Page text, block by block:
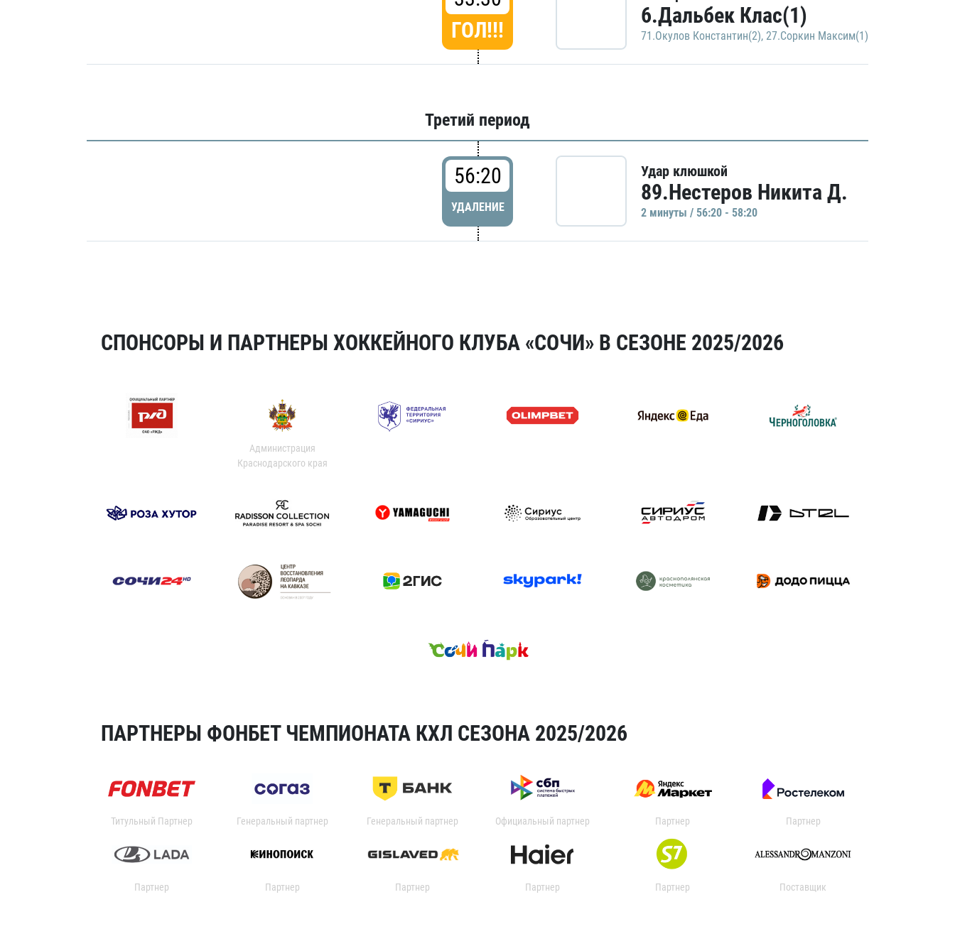
ГОЛ!!!
6.Дальбек Клас(1)
71.Окулов Константин(2), 27.Соркин Максим(1)
Третий период
56:20
УДАЛЕНИЕ
Удар клюшкой
89.Нестеров Никита Д.
2 минуты / 56:20 - 58:20
СПОНСОРЫ И ПАРТНЕРЫ ХОККЕЙНОГО КЛУБА «СОЧИ» В СЕЗОНЕ 2025/2026
Администрация
Краснодарского края
ПАРТНЕРЫ ФОНБЕТ ЧЕМПИОНАТА КХЛ СЕЗОНА 2025/2026
Титульный Партнер Генеральный партнер Генеральный партнер Официальный партнер Партнер Партнер
Партнер Партнер Партнер Партнер Партнер Поставщик